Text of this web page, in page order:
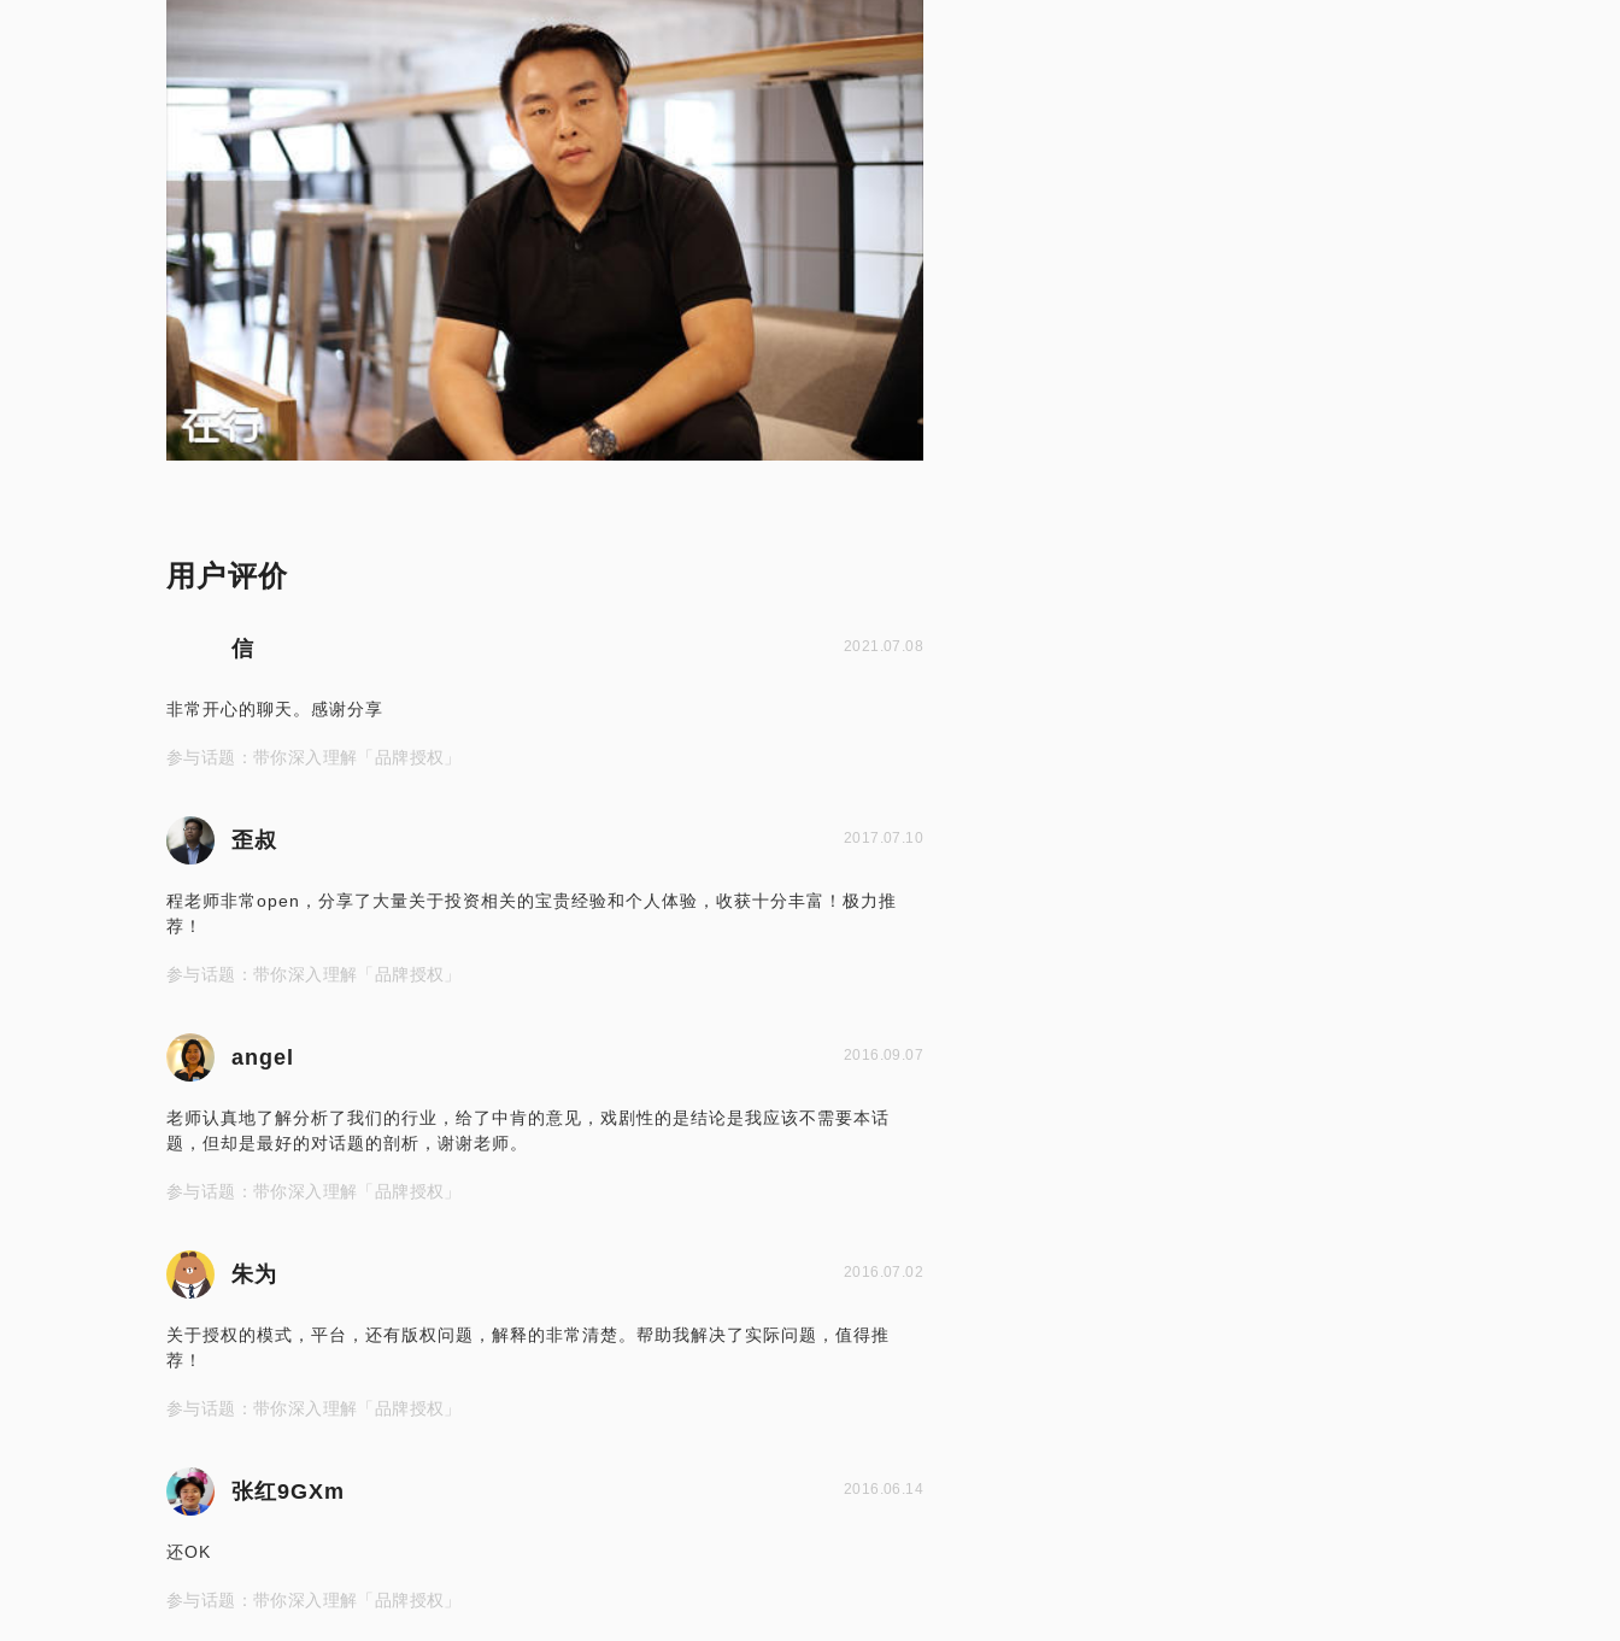
用户评价
信 2021.07.08
非常开心的聊天。感谢分享
参与话题：带你深入理解「品牌授权」
歪叔 2017.07.10
程老师非常open，分享了大量关于投资相关的宝贵经验和个人体验，收获十分丰富！极力推
荐！
参与话题：带你深入理解「品牌授权」
angel 2016.09.07
老师认真地了解分析了我们的行业，给了中肯的意见，戏剧性的是结论是我应该不需要本话
题，但却是最好的对话题的剖析，谢谢老师。
参与话题：带你深入理解「品牌授权」
朱为 2016.07.02
关于授权的模式，平台，还有版权问题，解释的非常清楚。帮助我解决了实际问题，值得推
荐！
参与话题：带你深入理解「品牌授权」
张红9GXm 2016.06.14
还OK
参与话题：带你深入理解「品牌授权」